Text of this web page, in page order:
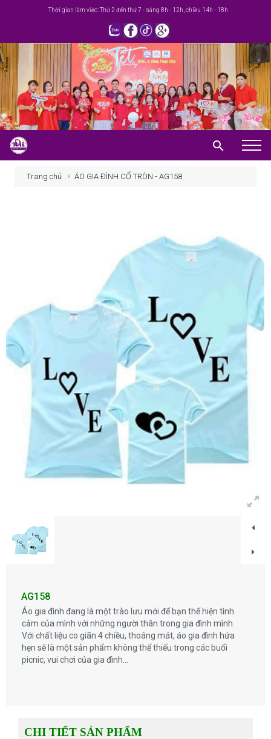
Thời gian làm việc: Thứ 2 đến thứ 7 - sáng 8h - 12h, chiều 14h - 18h
Tin tức
Liên hệ
Trang chủ ÁO GIA ĐÌNH CỔ TRÒN - AG158
AG158
Áo gia đình đang là một trào lưu mới để bạn thể hiện tình
cảm của mình với những người thân trong gia đình mình.
Với chất liệu co giãn 4 chiều, thoáng mát, áo gia đình hứa
hẹn sẽ là một sản phẩm không thể thiếu trong các buổi
picnic, vui chơi của gia đình...
CHI TIẾT SẢN PHẨM